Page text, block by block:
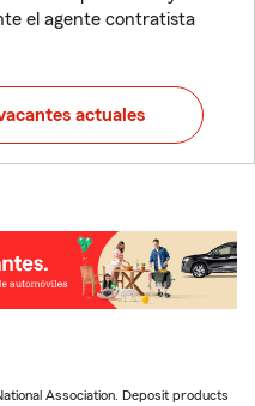
el agente contratista
actuales
Association. Deposit products